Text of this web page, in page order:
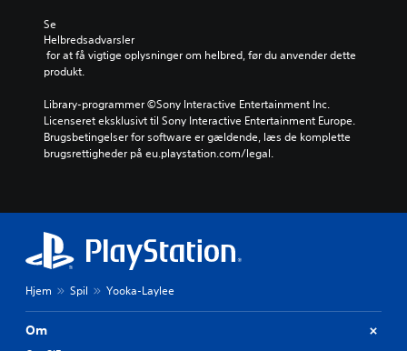
Se
Helbredsadvarsler
produkt.
Library-programmer ©Sony Interactive Entertainment Inc.
Licenseret eksklusivt til Sony Interactive Entertainment Europe.
Brugsbetingelser for software er gældende, læs de komplette
brugsrettigheder på eu.playstation.com/legal.
Hjem Spil Yooka-Laylee
Om